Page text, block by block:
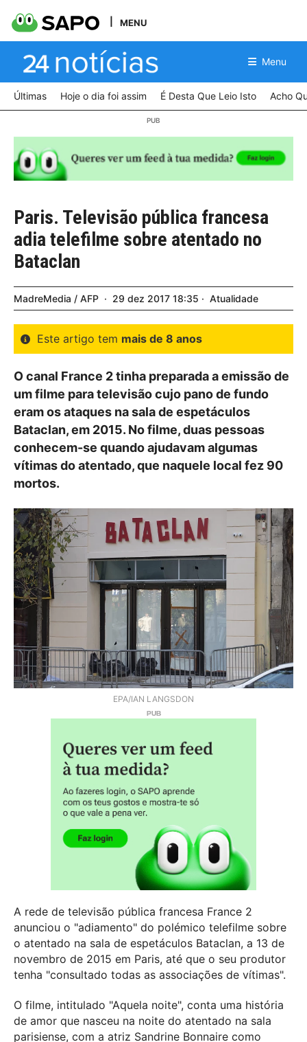
MENU
Menu
Últimas Hoje o dia foi assim É Desta Que Leio Isto Acho
Paris. Televisão pública francesa
adia telefilme sobre atentado no
Bataclan
MadreMedia / AFP 29 dez 2017 18:35 Atualidade
Este artigo tem mais de 8 anos
O canal France 2 tinha preparada a emissão de
um filme para televisão cujo pano de fundo
eram os ataques na sala de espetáculos
Bataclan, em 2015. No filme, duas pessoas
conhecem-se quando ajudavam algumas
vítimas do atentado, que naquele local fez 90
mortos.
EPA/IAN LANGSDON
A rede de televisão pública francesa France 2
anunciou o "adiamento" do polémico telefilme sobre
o atentado na sala de espetáculos Bataclan, a 13 de
novembro de 2015 em Paris, até que o seu produtor
tenha "consultado todas as associações de vítimas".
O filme, intitulado "Aquela noite", conta uma história
de amor que nasceu na noite do atentado na sala
parisiense, com a atriz Sandrine Bonnaire como